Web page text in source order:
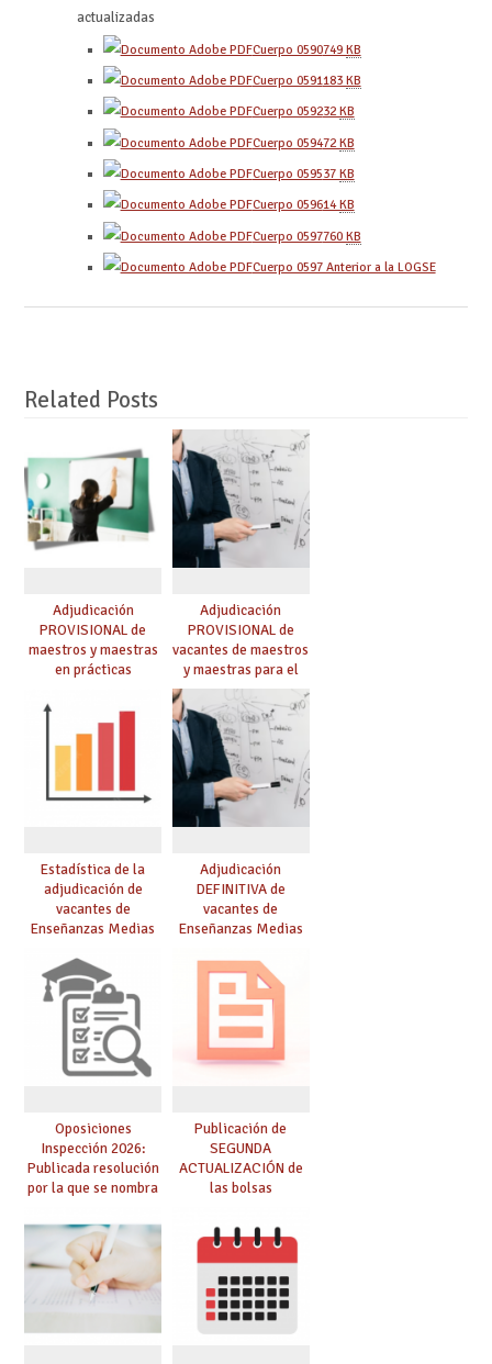
actualizadas
Cuerpo 0590749 KB
Cuerpo 0591183 KB
Cuerpo 059232 KB
Cuerpo 059472 KB
Cuerpo 059537 KB
Cuerpo 059614KB
Cuerpo 0597760 KB
Cuerpo 0597 Anterior a la LOGSE
Related Posts
Adjudicación
PROVISIONAL de
maestros y maestras
en prácticas
Adjudicación
PROVISIONAL de
vacantes de maestros
y maestras para el
curso 26-27
Estadística de la
adjudicación de
vacantes de
Enseñanzas Medias
Adjudicación
DEFINITIVA de
vacantes de
Enseñanzas Medias
Oposiciones
Inspección 2026:
Publicada resolución
por la que se nombra
prácticas, se regulan
dichas prácticas y se
convoca acto público
de adjudicación
Publicación de
SEGUNDA
ACTUALIZACIÓN de
las bolsas
Cuerpo de Maestros
de especialidades
convocadas a
oposición